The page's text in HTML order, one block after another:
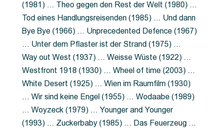
(1981) … Theo gegen den Rest der Welt (1980) …
Tod eines Handlungsreisenden (1985) … Und dann
Bye Bye (1966) … Unprecedented Defence (1967)
… Unter dem Pflaster ist der Strand (1975) …
Way out West (1937) … Weisse Wüste (1922) …
Westfront 1918 (1930) … Wheel of time (2003) …
White Desert (1925) … Wien im Raumfilm (1930)
… Wir sind keine Engel (1955) … Wodaabe (1989)
… Woyzeck (1979) … Younger and Younger
(1993) … Zuckerbaby (1985) … Das Feuerzeug …